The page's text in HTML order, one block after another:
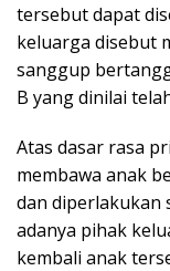
tersebut dapat
keluarga disebut
sanggup
B yang dinilai
Atas dasar rasa
membawa anak
dan diperlakukan
adanya pihak
kembali anak